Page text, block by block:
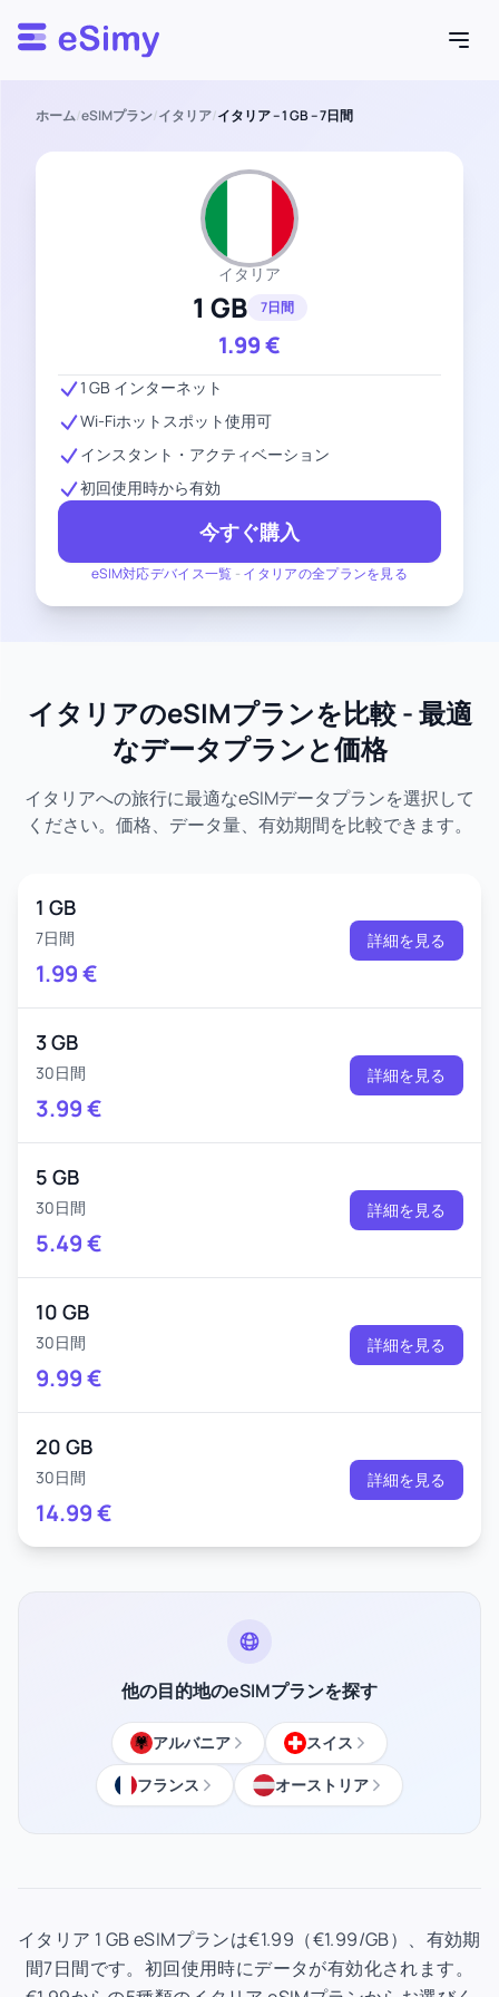
Esimy
ホーム/eSIMプラン/イタリア/イタリア – 1 GB – 7日間
イタリア
1 GB 7日間
1.99€
eSIM対応デバイス一覧 - イタリアの全プランを見る
1 GB インターネット
Wi-Fiホットスポット使用可
インスタント・アクティベーション
初回使用時から有効
今すぐ購入
イタリアのeSIMプランを比較 - 最適
なデータプランと価格
イタリアへの旅行に最適なeSIMデータプランを選択して
ください。価格、データ量、有効期間を比較できます。
1 GB
7日間
1.99€
詳細を見る
3 GB
30日間
3.99€
詳細を見る
5 GB
30日間
5.49€
詳細を見る
10 GB
30日間
9.99€
詳細を見る
20 GB
30日間
14.99€
詳細を見る
他の目的地のeSIMプランを探す
アルバニア
スイス
フランス
オーストリア
イタリア 1 GB eSIMプランは€1.99（€1.99/GB）、有効期
間7日間です。初回使用時にデータが有効化されます。